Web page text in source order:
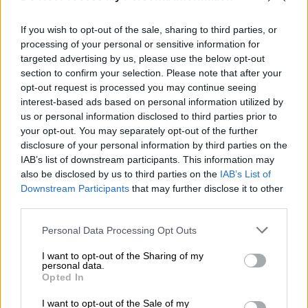
If you wish to opt-out of the sale, sharing to third parties, or
processing of your personal or sensitive information for
targeted advertising by us, please use the below opt-out
section to confirm your selection. Please note that after your
opt-out request is processed you may continue seeing
interest-based ads based on personal information utilized by
us or personal information disclosed to third parties prior to
your opt-out. You may separately opt-out of the further
disclosure of your personal information by third parties on the
IAB’s list of downstream participants. This information may
also be disclosed by us to third parties on the IAB’s List of
Downstream Participants that may further disclose it to other
Please note that this website/app uses one or more Google
not limited to your visit or usage behaviour. You may click to
grant or deny consent to Google and its third-party tags to
use your data for below specified purposes in below Google
consent section.
Personal Data Processing Opt Outs
I want to opt-out of the Sharing of my
personal data.
Opted In
I want to opt-out of the Sale of my
Αναλυτές εκτιμούν ότι το Ιράν αξιοποιεί την
ασύμμετρη ισχύ του φόβου »,δείχνοντας
πρόθυμο να κλιμακώσει περαιτέρω.«Έχουν
σχεδιαστεί και άλλα “χαρτιά” που θα
χρησιμοποιηθούν την κατάλληλη στιγμή»,
προειδοποίησε Ιρανός αξιωματούχος, με
αναφορές ακόμη και σε πιθανές επιθέσεις σε
μονάδες αφαλάτωσης.
Ιταλίδα πρωθυπουργός Τζόρτζια Μελόνι
έκανε λόγο για ανάγκη προετοιμασίας
κλεισίματος συνόρων, ενώ η αποστολή